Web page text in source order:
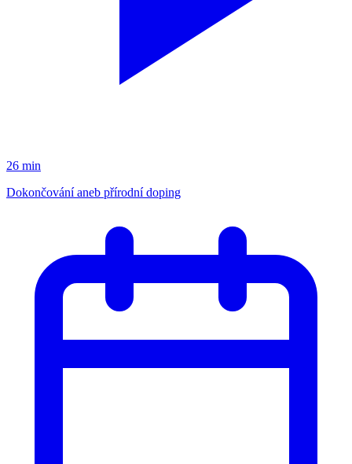
26 min
Dokončování aneb přírodní doping